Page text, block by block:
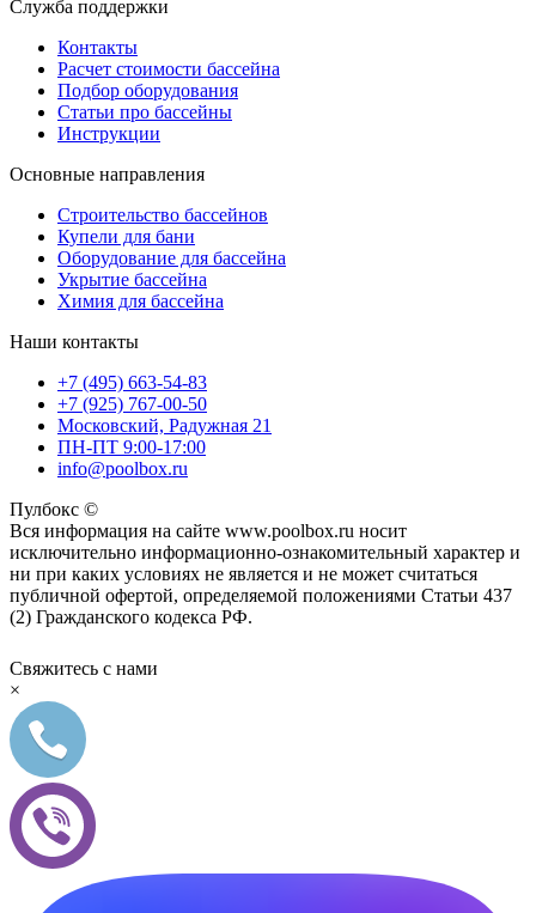
Служба поддержки
Контакты
Расчет стоимости бассейна
Подбор оборудования
Статьи про бассейны
Инструкции
Основные направления
Строительство бассейнов
Купели для бани
Оборудование для бассейна
Укрытие бассейна
Химия для бассейна
Наши контакты
+7 (495) 663-54-83
+7 (925) 767-00-50
Московский, Радужная 21
ПН-ПТ 9:00-17:00
info@poolbox.ru
Пулбокс ©
Вся информация на сайте www.poolbox.ru носит
исключительно информационно-ознакомительный характер и
ни при каких условиях не является и не может считаться
публичной офертой, определяемой положениями Статьи 437
(2) Гражданского кодекса РФ.
Свяжитесь с нами
×